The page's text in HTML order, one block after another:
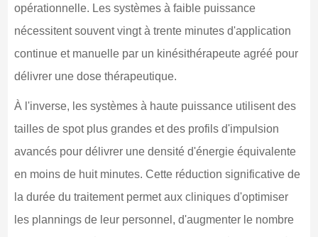
opérationnelle. Les systèmes à faible puissance
nécessitent souvent vingt à trente minutes d'application
continue et manuelle par un kinésithérapeute agréé pour
délivrer une dose thérapeutique.
À l'inverse, les systèmes à haute puissance utilisent des
tailles de spot plus grandes et des profils d'impulsion
avancés pour délivrer une densité d'énergie équivalente
en moins de huit minutes. Cette réduction significative de
la durée du traitement permet aux cliniques d'optimiser
les plannings de leur personnel, d'augmenter le nombre